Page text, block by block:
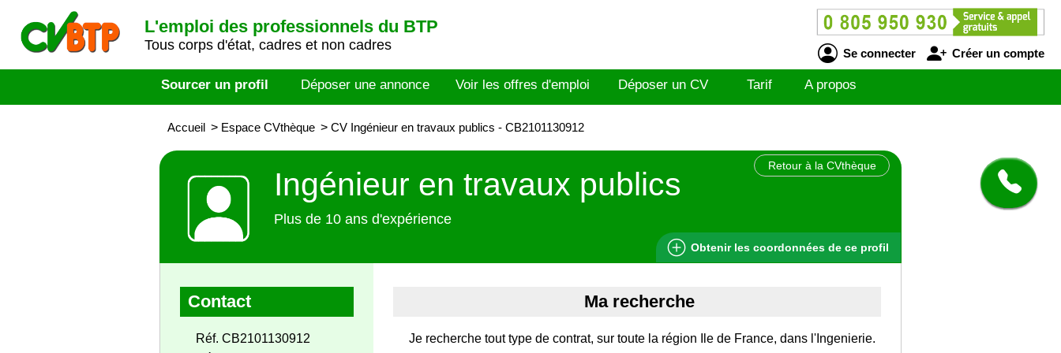
L'emploi des professionnels du BTP
Tous corps d'état, cadres et non cadres
Se connecter Créer un compte
Sourcer un profil Déposer une annonce Voir les offres d'emploi Déposer un CV Tarif A propos
Accueil > Espace CVthèque > CV Ingénieur en travaux publics - CB2101130912
Retour à la CVthèque
Ingénieur en travaux publics
Plus de 10 ans d'expérience
Obtenir les coordonnées de ce profil
Contact
Réf. CB2101130912
Ma recherche
Je recherche tout type de contrat, sur toute la région Ile de France, dans l'Ingenierie.